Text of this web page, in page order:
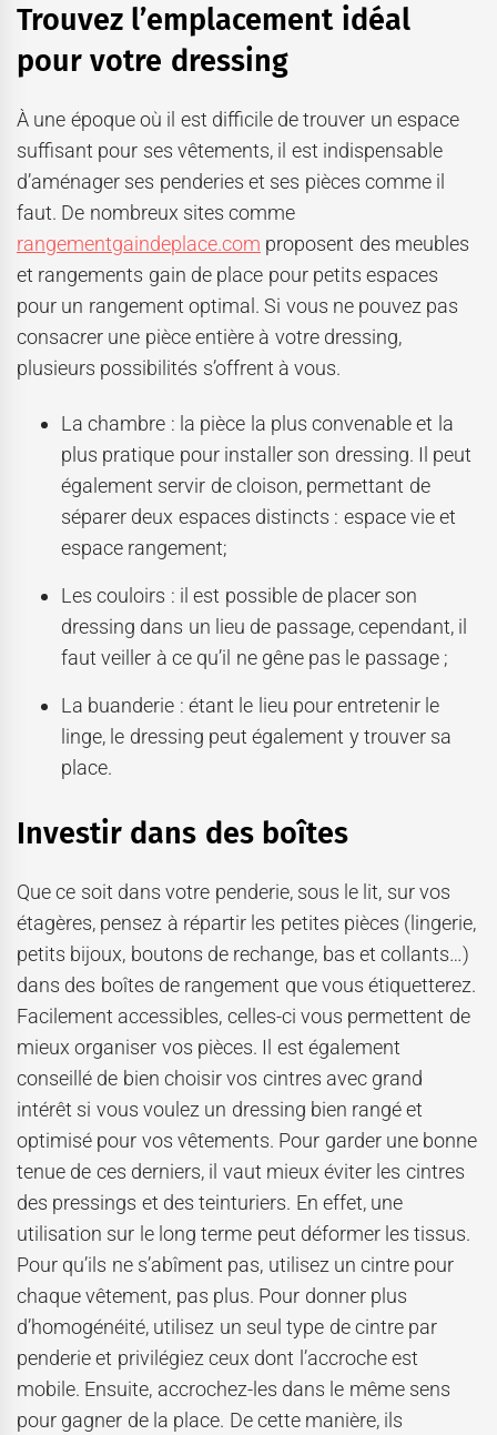
Trouvez l’emplacement idéal
pour votre dressing
À une époque où il est difficile de trouver un espace
suffisant pour ses vêtements, il est indispensable
d’aménager ses penderies et ses pièces comme il
faut. De nombreux sites comme
rangementgaindeplace.com proposent des meubles
et rangements gain de place pour petits espaces
pour un rangement optimal. Si vous ne pouvez pas
consacrer une pièce entière à votre dressing,
plusieurs possibilités s’offrent à vous.
La chambre : la pièce la plus convenable et la
plus pratique pour installer son dressing. Il peut
également servir de cloison, permettant de
séparer deux espaces distincts : espace vie et
espace rangement;
Les couloirs : il est possible de placer son
dressing dans un lieu de passage, cependant, il
faut veiller à ce qu’il ne gêne pas le passage ;
La buanderie : étant le lieu pour entretenir le
linge, le dressing peut également y trouver sa
place.
Investir dans des boîtes
Que ce soit dans votre penderie, sous le lit, sur vos
étagères, pensez à répartir les petites pièces (lingerie,
petits bijoux, boutons de rechange, bas et collants…)
dans des boîtes de rangement que vous étiquetterez.
Facilement accessibles, celles-ci vous permettent de
mieux organiser vos pièces. Il est également
conseillé de bien choisir vos cintres avec grand
intérêt si vous voulez un dressing bien rangé et
optimisé pour vos vêtements. Pour garder une bonne
tenue de ces derniers, il vaut mieux éviter les cintres
des pressings et des teinturiers. En effet, une
utilisation sur le long terme peut déformer les tissus.
Pour qu’ils ne s’abîment pas, utilisez un cintre pour
chaque vêtement, pas plus. Pour donner plus
d’homogénéité, utilisez un seul type de cintre par
penderie et privilégiez ceux dont l’accroche est
mobile. Ensuite, accrochez-les dans le même sens
pour gagner de la place. De cette manière, ils